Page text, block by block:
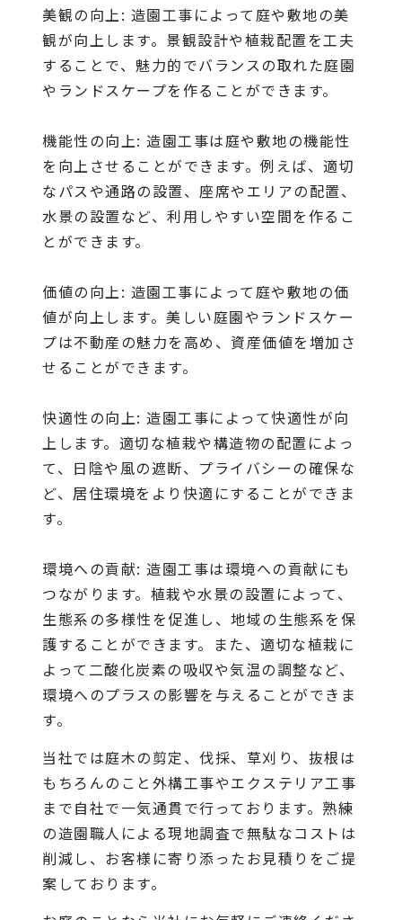
美観の向上: 造園工事によって庭や敷地の美
観が向上します。景観設計や植栽配置を工夫
することで、魅力的でバランスの取れた庭園
やランドスケープを作ることができます。
機能性の向上: 造園工事は庭や敷地の機能性
を向上させることができます。例えば、適切
なパスや通路の設置、座席やエリアの配置、
水景の設置など、利用しやすい空間を作るこ
とができます。
価値の向上: 造園工事によって庭や敷地の価
値が向上します。美しい庭園やランドスケー
プは不動産の魅力を高め、資産価値を増加さ
せることができます。
快適性の向上: 造園工事によって快適性が向
上します。適切な植栽や構造物の配置によっ
て、日陰や風の遮断、プライバシーの確保な
ど、居住環境をより快適にすることができま
す。
環境への貢献: 造園工事は環境への貢献にも
つながります。植栽や水景の設置によって、
生態系の多様性を促進し、地域の生態系を保
護することができます。また、適切な植栽に
よって二酸化炭素の吸収や気温の調整など、
環境へのプラスの影響を与えることができま
す。
当社では庭木の剪定、伐採、草刈り、抜根は
もちろんのこと外構工事やエクステリア工事
まで自社で一気通貫で行っております。熟練
の造園職人による現地調査で無駄なコストは
削減し、お客様に寄り添ったお見積りをご提
案しております。